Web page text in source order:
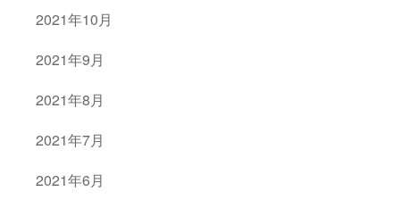
2021年10月
2021年9月
2021年8月
2021年7月
2021年6月